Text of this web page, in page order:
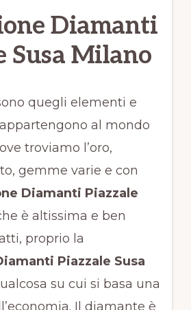
Diamanti
Susa Milano
quegli elementi e
al mondo
troviamo l’oro,
gemme varie e con
Diamanti Piazzale
è altissima e ben
proprio la
Piazzale Susa
su cui si basa una
Il diamante è